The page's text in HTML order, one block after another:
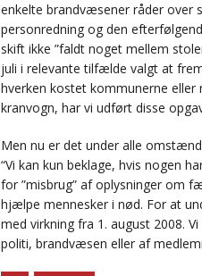
enkelte brandvæsener råder over
personredning og den
skift ikke ”faldt noget mellem
juli i relevante tilfælde valgt at
hverken kostet kommunerne
kranvogn, har vi udført disse
Men nu er det under alle
“Vi kan kun beklage, hvis nogen
for ”misbrug” af oplysninger om
hjælpe mennesker i nød. For at
med virkning fra 1. august 2008.
politi, brandvæsen eller af